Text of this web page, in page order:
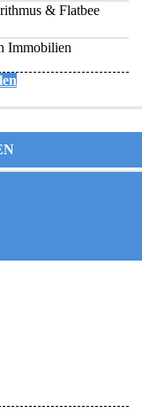
& Flatbee
Immobilien